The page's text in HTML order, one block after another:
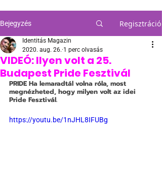
Bejegyzés Regisztráció
VIDEÓ: Ilyen volt a 25.
Budapest Pride Fesztivál
Identitás Magazin
2020. aug. 26. 1 perc olvasás
PRIDE Ha lemaradtál volna róla, most
megnézheted, hogy milyen volt az idei
Pride Fesztivál.
https://youtu.be/1nJHL8IFUBg